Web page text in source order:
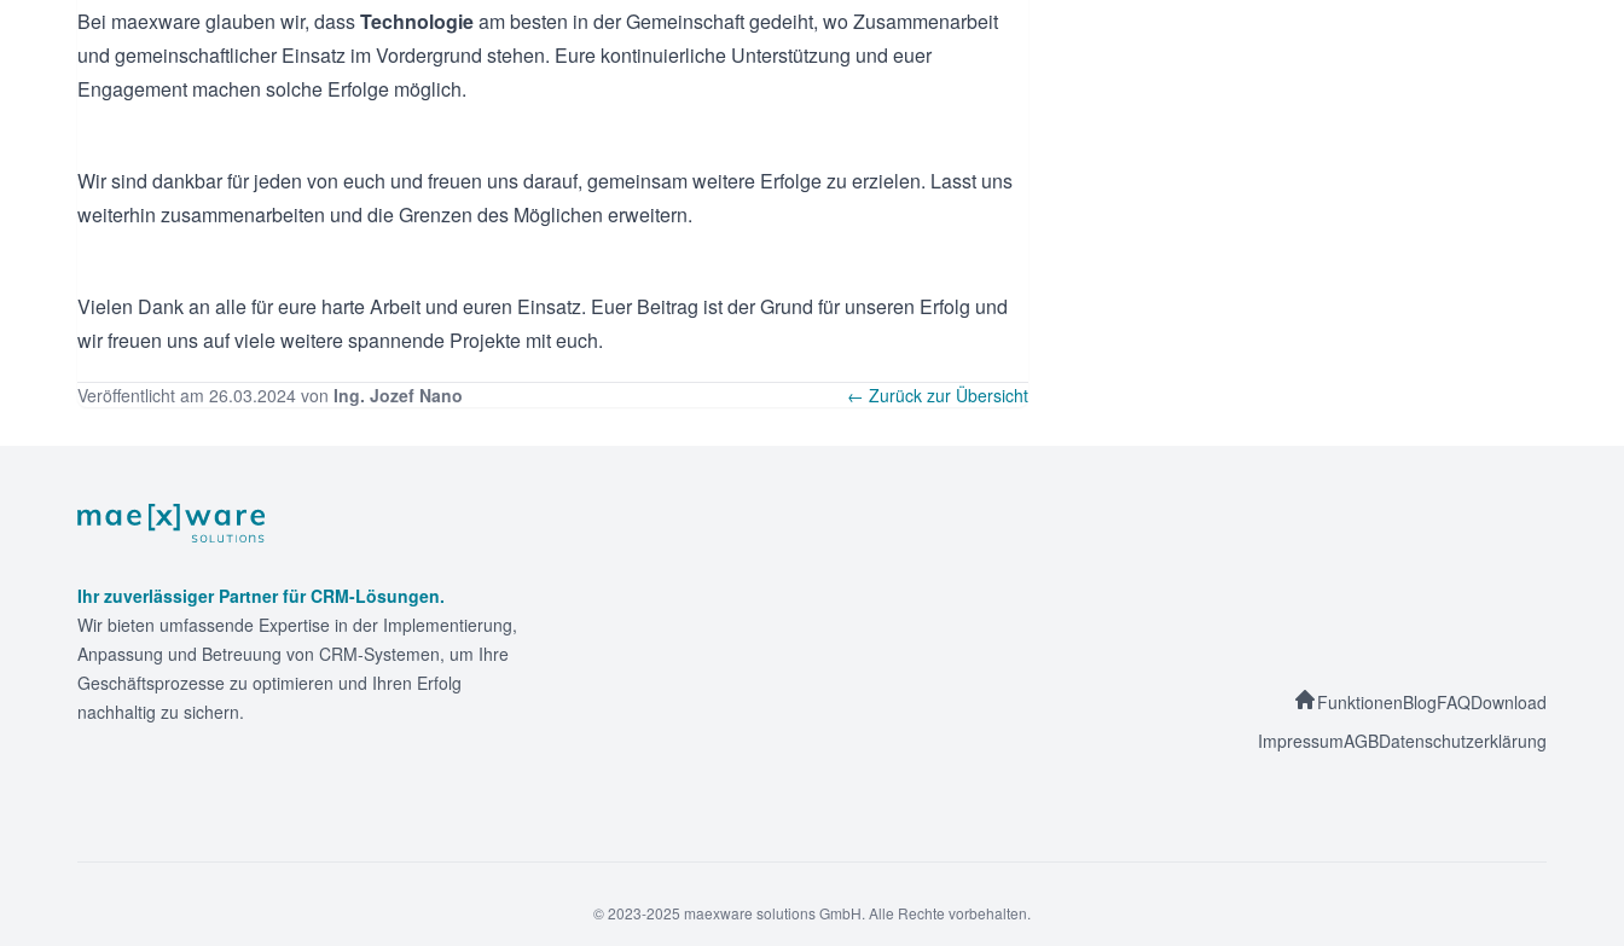
Bei maexware glauben wir, dassTechnologieam besten in der Gemeinschaft gedeiht, wo Zusammenarbeit
und gemeinschaftlicher Einsatz im Vordergrund stehen. Eure kontinuierliche Unterstützung und euer
Engagement machen solche Erfolge möglich.
Wir sind dankbar für jeden von euch und freuen uns darauf, gemeinsam weitere Erfolge zu erzielen. Lasst uns
weiterhin zusammenarbeiten und die Grenzen des Möglichen erweitern.
Vielen Dank an alle für eure harte Arbeit und euren Einsatz. Euer Beitrag ist der Grund für unseren Erfolg und
wir freuen uns auf viele weitere spannende Projekte mit euch.
Veröffentlicht am 26.03.2024 von Ing. Jozef Nano ← Zurück zur Übersicht
Ihr zuverlässiger Partner für CRM-Lösungen.
Wir bieten umfassende Expertise in der Implementierung,
Anpassung und Betreuung von CRM-Systemen, um Ihre
Geschäftsprozesse zu optimieren und Ihren Erfolg
nachhaltig zu sichern.
FunktionenBlogFAQDownload
ImpressumAGBDatenschutzerklärung
© 2023-2025 maexware solutions GmbH. Alle Rechte vorbehalten.